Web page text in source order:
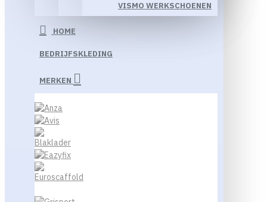
VISMO WERKSCHOENEN
HOME
BEDRIJFSKLEDING
MERKEN